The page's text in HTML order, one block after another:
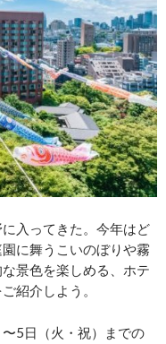
入ってきた。今年はど
に舞うこいのぼりや霧
景色を楽しめる、ホテ
紹介しよう。
5日（火・祝）までの